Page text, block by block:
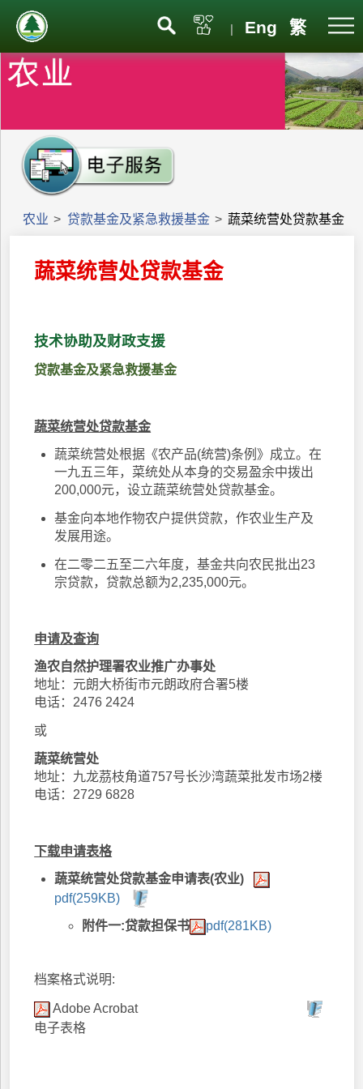
| Eng 繁
农业 > 贷款基金及紧急救援基金 > 蔬菜统营处贷款基金
蔬菜统营处贷款基金
技术协助及财政支援
贷款基金及紧急救援基金
蔬菜统营处贷款基金
蔬菜统营处根据《农产品(统营)条例》成立。在
一九五三年，菜统处从本身的交易盈余中拨出
200,000元，设立蔬菜统营处贷款基金。
基金向本地作物农户提供贷款，作农业生产及
发展用途。
在二零二五至二六年度，基金共向农民批出23
宗贷款，贷款总额为2,235,000元。
申请及查询
渔农自然护理署农业推广办事处
地址：元朗大桥街市元朗政府合署5楼
电话：2476 2424
或
蔬菜统营处
地址：九龙茘枝角道757号长沙湾蔬菜批发市场2楼
电话：2729 6828
下载申请表格
蔬菜统营处贷款基金申请表(农业)
pdf(259KB)
附件一:贷款担保书 pdf(281KB)
档案格式说明:
Adobe Acrobat
电子表格